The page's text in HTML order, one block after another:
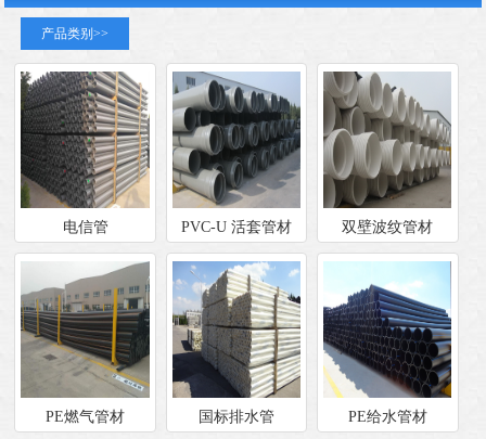
产品类别>>
电信管 PVC-U 活套管材 双壁波纹管材
PE燃气管材 国标排水管 PE给水管材